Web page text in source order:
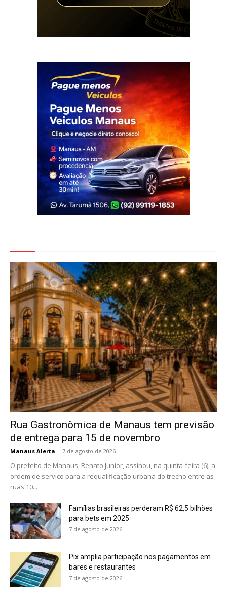
Rua Gastronômica de Manaus tem previsão
de entrega para 15 de novembro
Manaus Alerta - 7 de agosto de 2026
O prefeito de Manaus, Renato Junior, assinou, na quinta-feira (6), a
ordem de serviço para a requalificação urbana do trecho entre as
ruas 10...
Famílias brasileiras perderam R$ 62,5 bilhões
para bets em 2025
7 de agosto de 2026
Pix amplia participação nos pagamentos em
bares e restaurantes
7 de agosto de 2026